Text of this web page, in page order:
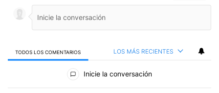
TODOS LOS COMENTARIOS LOS MÁS RECIENTES
Todos los comentarios
Inicie la conversación